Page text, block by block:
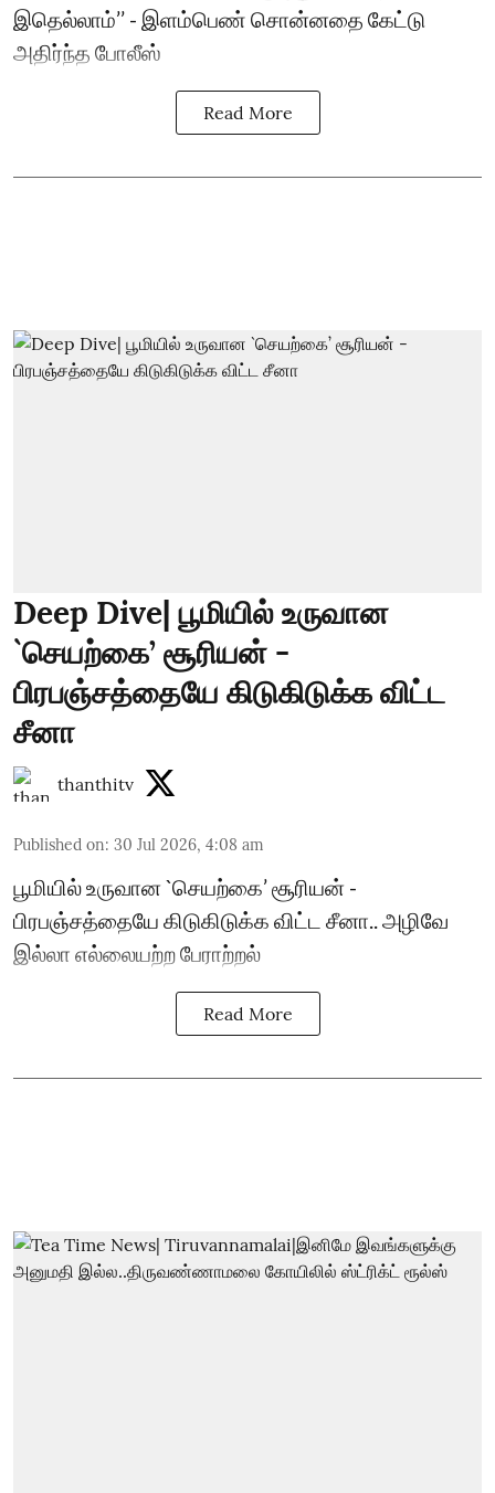
இதெல்லாம்’’ - இளம்பெண் சொன்னதை கேட்டு
அதிர்ந்த போலீஸ்
Read More
Deep Dive| பூமியில் உருவான
`செயற்கை’ சூரியன் -
பிரபஞ்சத்தையே கிடுகிடுக்க விட்ட
சீனா
thanthitv
Published on: 30 Jul 2026, 4:08 am
பூமியில் உருவான `செயற்கை’ சூரியன் -
பிரபஞ்சத்தையே கிடுகிடுக்க விட்ட சீனா.. அழிவே
இல்லா எல்லையற்ற பேராற்றல்
Read More